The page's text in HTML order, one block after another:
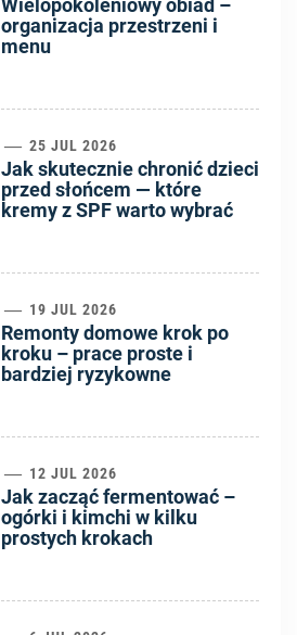
Wielopokoleniowy obiad –
organizacja przestrzeni i
menu
25 JUL 2026
Jak skutecznie chronić dzieci
przed słońcem — które
kremy z SPF warto wybrać
19 JUL 2026
Remonty domowe krok po
kroku – prace proste i
bardziej ryzykowne
12 JUL 2026
Jak zacząć fermentować –
ogórki i kimchi w kilku
prostych krokach